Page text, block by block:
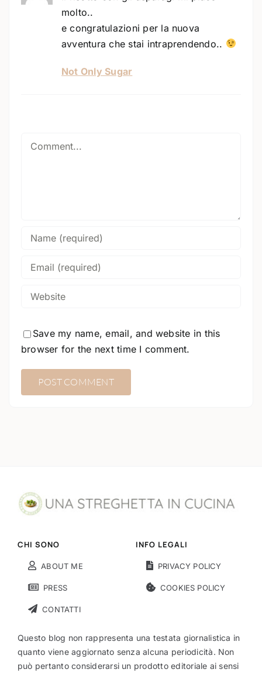
molto..
e congratulazioni per la nuova
avventura che stai intraprendendo..
Not Only Sugar
Save my name, email, and website in this
browser for the next time I comment.
CHI SONO
ABOUT ME
PRESS
CONTATTI
INFO LEGALI
PRIVACY POLICY
COOKIES POLICY
Questo blog non rappresenta una testata giornalistica in
quanto viene aggiornato senza alcuna periodicità. Non
può pertanto considerarsi un prodotto editoriale ai sensi